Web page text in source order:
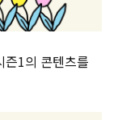
1의 콘텐츠를